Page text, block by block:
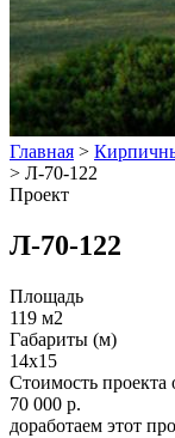
Главная >
> Л-70-122
Проект
Л-70-122
Площадь
119 м2
Габариты (м)
14x15
Стоимость проекта
70 000 р.
доработаем этот